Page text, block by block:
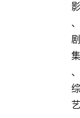
影
、
剧
集
、
综
艺